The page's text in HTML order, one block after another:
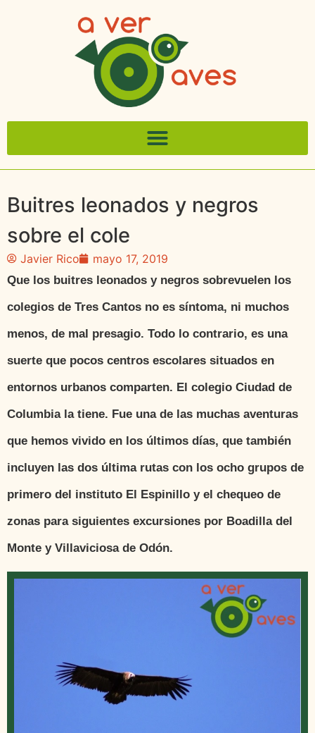
Buitres leonados y negros
sobre el cole
Javier Rico mayo 17, 2019
Que los buitres leonados y negros sobrevuelen los
colegios de Tres Cantos no es síntoma, ni muchos
menos, de mal presagio. Todo lo contrario, es una
suerte que pocos centros escolares situados en
entornos urbanos comparten. El colegio Ciudad de
Columbia la tiene. Fue una de las muchas aventuras
que hemos vivido en los últimos días, que también
incluyen las dos última rutas con los ocho grupos de
primero del instituto El Espinillo y el chequeo de
zonas para siguientes excursiones por Boadilla del
Monte y Villaviciosa de Odón.